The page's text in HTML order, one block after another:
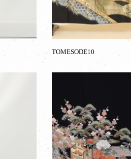
TOMESODE10